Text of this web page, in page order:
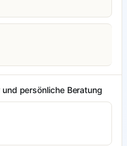
persönliche Beratung